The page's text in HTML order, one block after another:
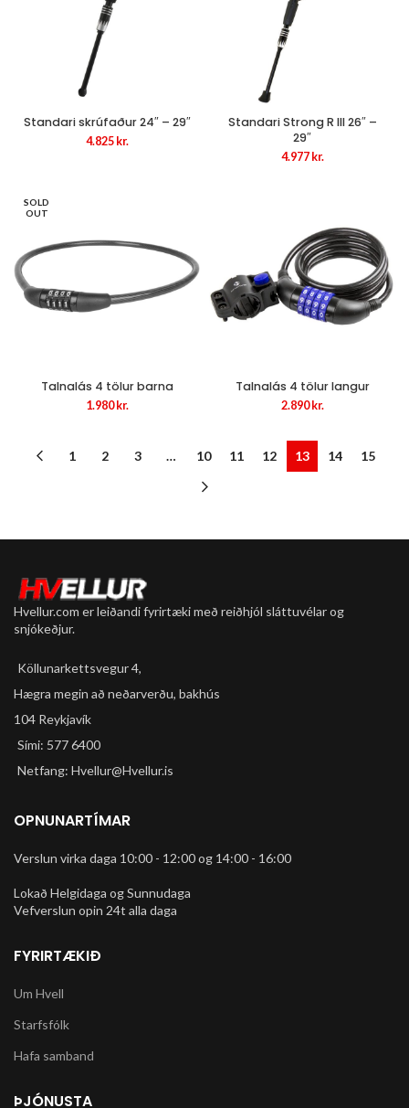
Standari skrúfaður 24″ – 29″
4.825 kr.
Standari Strong R III 26″ –
29″
4.977 kr.
SOLD
OUT
Talnalás 4 tölur barna
1.980 kr.
Talnalás 4 tölur langur
2.890 kr.
1 2 3 … 10 11 12 13 14 15
Hvellur.com er leiðandi fyrirtæki með reiðhjól sláttuvélar og
snjókeðjur.
Köllunarkettsvegur 4,
Hægra megin að neðarverðu, bakhús
104 Reykjavík
Sími: 577 6400
Netfang: Hvellur@Hvellur.is
OPNUNARTÍMAR
Verslun virka daga 10:00 - 12:00 og 14:00 - 16:00
Lokað Helgidaga og Sunnudaga
Vefverslun opin 24t alla daga
FYRIRTÆKIÐ
Um Hvell
Starfsfólk
Hafa samband
ÞJÓNUSTA